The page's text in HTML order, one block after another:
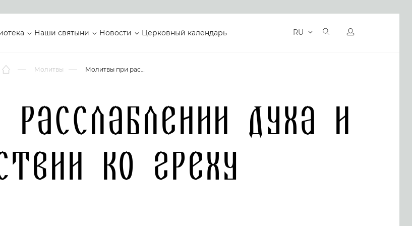
Наши святыни Новости Церковный календарь RU
Молитвы Молитвы при расслаблении духа и нечувствии ко греху
духа и
ко греху